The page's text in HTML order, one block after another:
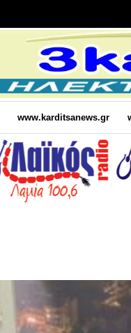
www.karditsanews.gr